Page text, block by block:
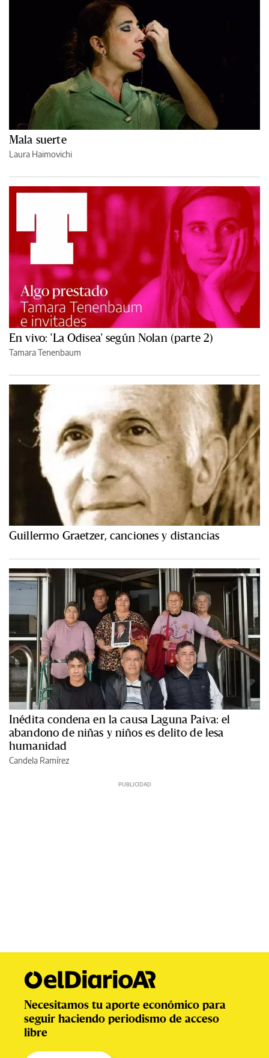
Mala suerte
Laura Haimovichi
En vivo: 'La Odisea' según Nolan (parte 2)
Tamara Tenenbaum
Guillermo Graetzer, canciones y distancias
Inédita condena en la causa Laguna Paiva: el
abandono de niñas y niños es delito de lesa
humanidad
Candela Ramírez
Necesitamos tu aporte económico para
seguir haciendo periodismo de acceso
libre